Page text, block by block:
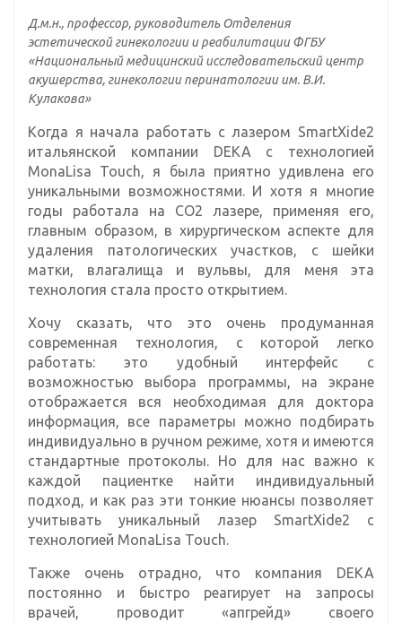
Д.м.н., профессор, руководитель Отделения
эстетической гинекологии и реабилитации ФГБУ
«Национальный медицинский исследовательский центр
акушерства, гинекологии перинатологии им. В.И.
Кулакова»
Когда я начала работать с лазером SmartXide2
итальянской компании DEKA с технологией
MonaLisa Touch, я была приятно удивлена его
уникальными возможностями. И хотя я многие
годы работала на СО2 лазере, применяя его,
главным образом, в хирургическом аспекте для
удаления патологических участков, с шейки
матки, влагалища и вульвы, для меня эта
технология стала просто открытием.
Хочу сказать, что это очень продуманная
современная технология, с которой легко
работать: это удобный интерфейс с
возможностью выбора программы, на экране
отображается вся необходимая для доктора
информация, все параметры можно подбирать
индивидуально в ручном режиме, хотя и имеются
стандартные протоколы. Но для нас важно к
каждой пациентке найти индивидуальный
подход, и как раз эти тонкие нюансы позволяет
учитывать уникальный лазер SmartXide2 с
технологией MonaLisa Touch.
Также очень отрадно, что компания DEKA
постоянно и быстро реагирует на запросы
врачей, проводит «апгрейд» своего